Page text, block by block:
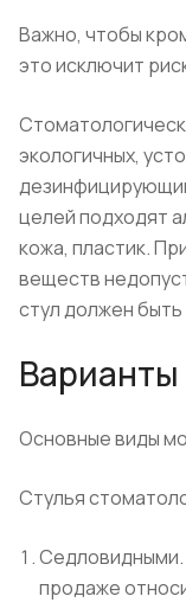
Важно, чтобы
это исключит
экологичных,
целей подходят
кожа, пластик.
веществ
стул должен
Основные виды
Стулья
Седловидными.
продаже